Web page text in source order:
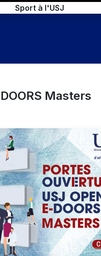
Sport à l'USJ
Masters